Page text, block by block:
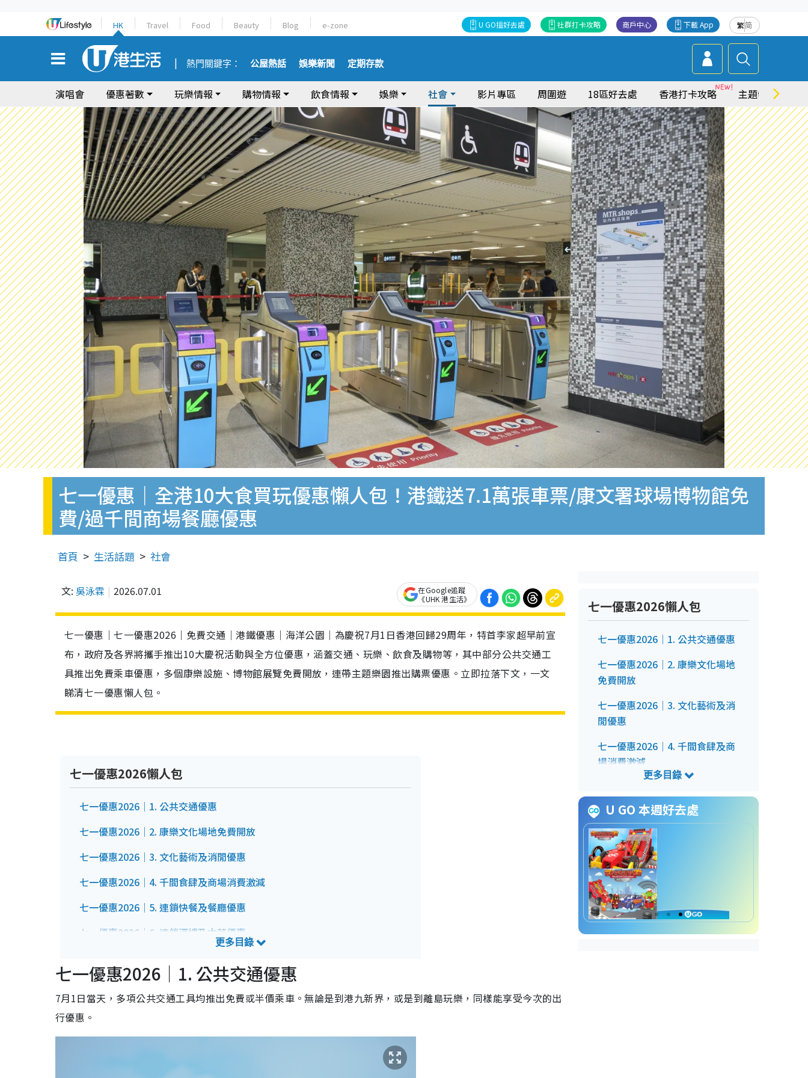
HK Travel Food Beauty Blog e-zone 繁简
下載 App
商戶中心
社群打卡攻略
U GO搵好去處
熱門關鍵字： 公屋熱話 娛樂新聞 定期存款
演唱會 優惠著數 玩樂情報 購物情報 飲食情報 娛樂 社會 影片專區 周圍遊 18區好去處 香港打卡攻略 主題特集
七一優惠｜全港10大食買玩優惠懶人包！港鐵送7.1萬張車票/康文署球場博物館免
費/過千間商場餐廳優惠
首頁 生活話題 社會
文: 吳泳霖 2026.07.01
在Google追蹤
《UHK 港生活》
七一優惠｜七一優惠2026｜免費交通｜港鐵優惠｜海洋公園｜為慶祝7月1日香港回歸29周年，特首李家超早前宣
布，政府及各界將攜手推出10大慶祝活動與全方位優惠，涵蓋交通、玩樂、飲食及購物等，其中部分公共交通工
具推出免費乘車優惠，多個康樂設施、博物館展覽免費開放，連帶主題樂園推出購票優惠。立即拉落下文，一文
睇清七一優惠懶人包。
七一優惠2026懶人包
七一優惠2026｜1. 公共交通優惠
七一優惠2026｜2. 康樂文化場地免費開放
七一優惠2026｜3. 文化藝術及消閒優惠
七一優惠2026｜4. 千間食肆及商場消費激減
七一優惠2026｜5. 連鎖快餐及餐廳優惠
七一優惠2026｜6. 連鎖酒樓及中菜優惠
七一優惠2026｜8. 旅發局「香港夏日禮」優惠
七一優惠2026｜9. 購物盛事「香港開心購物節2026」
七一優惠2026｜10. 環保綠色生活加碼
七一優惠2026｜1. 公共交通優惠
7月1日當天，多項公共交通工具均推出免費或半價乘車。無論是到港九新界，或是到離島玩樂，同樣能享受今次的出
行優惠。
七一優惠2026懶人包
七一優惠2026｜1. 公共交通優惠
七一優惠2026｜2. 康樂文化場地
免費開放
七一優惠2026｜3. 文化藝術及消
閒優惠
七一優惠2026｜4. 千間食肆及商
場消費激減
廳優惠
七一優惠2026｜6. 連鎖酒樓及中
菜優惠
七一優惠2026｜7. 小食飲品優惠
七一優惠2026｜8. 旅發局「香港
夏日禮」優惠
七一優惠2026｜9. 購物盛事「香
U GO 本週好去處